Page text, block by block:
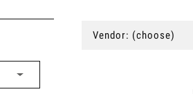
Vendor: (choose)